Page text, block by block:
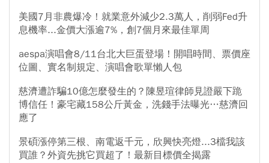
美國7月非農爆冷！就業意外減少2.3萬人，削弱Fed升
息機率...金價大漲逾7%，創7個月來最佳單周
aespa演唱會8/11台北大巨蛋登場！開唱時間、票價座
位圖、實名制規定、演唱會歌單懶人包
慈濟遭詐騙10億怎麼發生的？陳昱瑄律師見證嚴下跪
博信任！豪宅藏158公斤黃金，洗錢手法曝光…慈濟回
應了
景碩漲停第三根、南電返千元，欣興快亮燈...3檔我該
買誰？外資先挑它買超了！最新目標價全揭露